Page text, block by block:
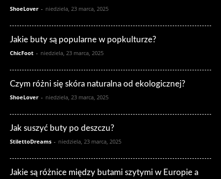
ShoeLover - niedziela, 23 marca, 2025
Jakie buty są popularne w popkulturze?
ChicFoot - niedziela, 23 marca, 2025
Czym różni się skóra naturalna od ekologicznej?
ShoeLover - niedziela, 23 marca, 2025
Jak suszyć buty po deszczu?
StilettoDreams - niedziela, 23 marca, 2025
Jakie są różnice między butami szytymi w Europie a